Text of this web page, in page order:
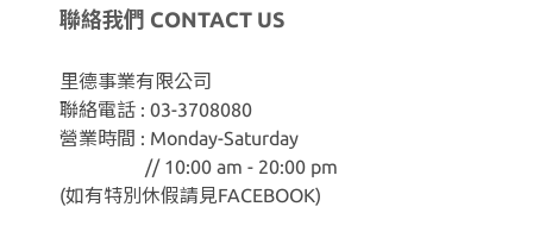
聯絡我們 CONTACT US
里德事業有限公司
聯絡電話 : 03-3708080
營業時間 : Monday-Saturday
// 10:00 am - 20:00 pm
(如有特別休假請見FACEBOOK)